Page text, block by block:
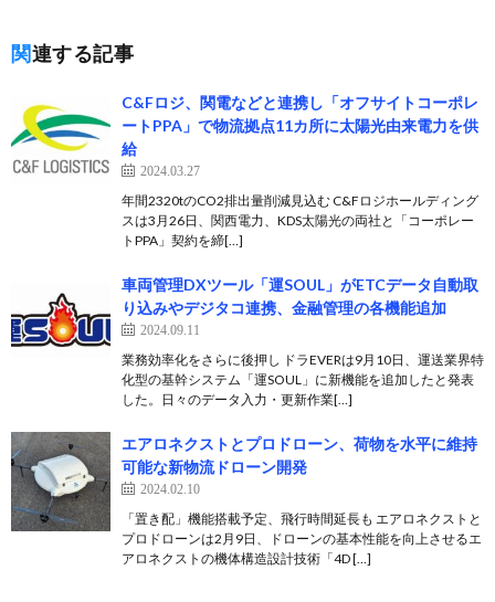
関連する記事
C&Fロジ、関電などと連携し「オフサイトコーポレ
ートPPA」で物流拠点11カ所に太陽光由来電力を供
給
2024.03.27
年間2320tのCO2排出量削減見込む C&Fロジホールディング
スは3月26日、関西電力、KDS太陽光の両社と「コーポレー
トPPA」契約を締[…]
車両管理DXツール「運SOUL」がETCデータ自動取
り込みやデジタコ連携、金融管理の各機能追加
2024.09.11
業務効率化をさらに後押し ドラEVERは9月10日、運送業界特
化型の基幹システム「運SOUL」に新機能を追加したと発表
した。日々のデータ入力・更新作業[…]
エアロネクストとプロドローン、荷物を水平に維持
可能な新物流ドローン開発
2024.02.10
「置き配」機能搭載予定、飛行時間延長も エアロネクストと
プロドローンは2月9日、ドローンの基本性能を向上させるエ
アロネクストの機体構造設計技術「4D […]